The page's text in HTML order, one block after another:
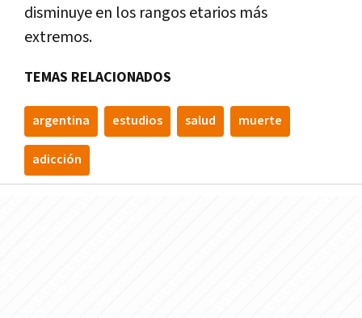
disminuye en los rangos etarios más
extremos.
TEMAS RELACIONADOS
argentina estudios salud muerte
adicción